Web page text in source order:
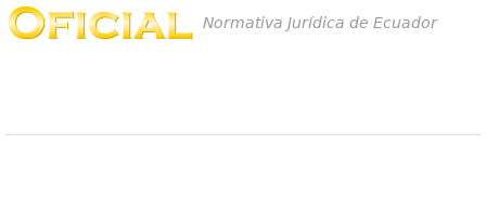
Normativa Jurídica de Ecuador